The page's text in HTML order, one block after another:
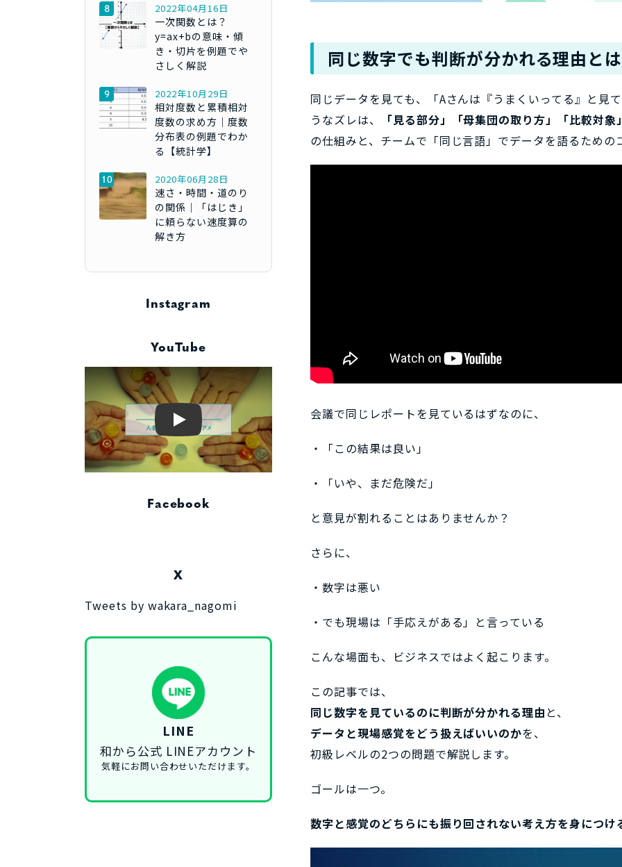
同じ数字でも判断が分かれる理由とは
同じデータを見ても、「Aさんは『うまくいってる』と見
うなズレは、
「見る部分」「母集団の取り方」「比較対象
の仕組みと、チームで「同じ言語」でデータを語るための
会議で同じレポートを見ているはずなのに、
・「この結果は良い」
・「いや、まだ危険だ」
と意見が割れることはありませんか？
さらに、
・数字は悪い
・でも現場は「手応えがある」と言っている
こんな場面も、ビジネスではよく起こります。
この記事では、
同じ数字を見ているのに判断が分かれる理由 と、
データと現場感覚をどう扱えばいいのかを、
初級レベルの2つの問題で解説します。
ゴールは一つ。
数字と感覚のどちらにも振り回されない考え方を身につけ
2022年04月16日
一次関数とは？
y=ax+bの意味・傾
き・切片を例題でや
さしく解説
2022年10月29日
相対度数と累積相対
度数の求め方｜度数
分布表の例題でわか
る【統計学】
2020年06月28日
速さ・時間・道のり
の関係｜「はじき」
に頼らない速度算の
解き方
Instagram
YouTube
Play
Facebook
X
Tweets by wakara_nagomi
LINE
和から公式 LINEアカウント
気軽にお問い合わせいただけます。